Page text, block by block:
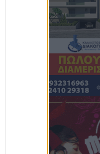
Αθλητικά• πριν 3 ώρες
Γ.Σ. Διαγόρας:
και επιστροφή Ρίζου
πριν 3 ώρες
Εθνική Ανδρών:
Center Athens
πριν 3 ώρες
ΕΠΟ: Απέσυρε τη
υποψηφιότητα του